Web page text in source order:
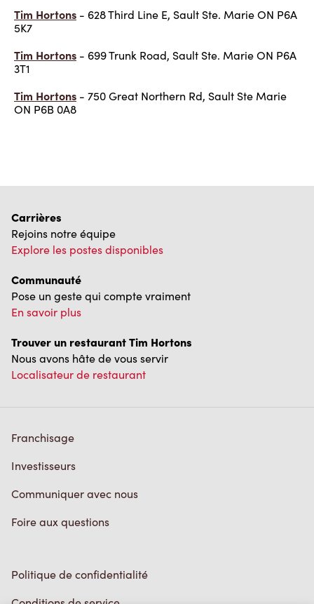
Tim Hortons - 628 Third Line E, Sault Ste. Marie ON P6A
5K7
Tim Hortons - 699 Trunk Road, Sault Ste. Marie ON P6A
3T1
Tim Hortons - 750 Great Northern Rd, Sault Ste Marie
ON P6B 0A8
Carrières
Rejoins notre équipe
Explore les postes disponibles
Communauté
Pose un geste qui compte vraiment
En savoir plus
Trouver un restaurant Tim Hortons
Nous avons hâte de vous servir
Localisateur de restaurant
Franchisage
Investisseurs
Communiquer avec nous
Foire aux questions
Politique de confidentialité